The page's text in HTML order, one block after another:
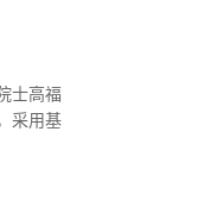
士高福
采用基